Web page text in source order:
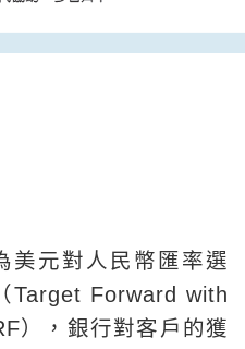
美元對人民幣匯率選
Target Forward with
），銀行對客戶的獲